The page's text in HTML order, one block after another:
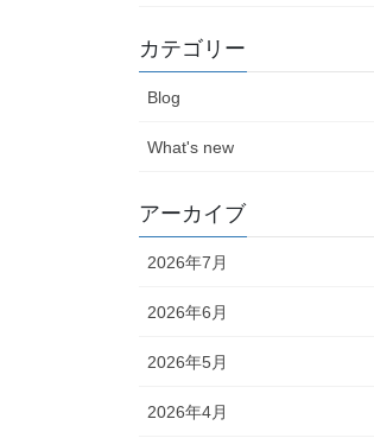
カテゴリー
Blog
What's new
アーカイブ
2026年7月
2026年6月
2026年5月
2026年4月